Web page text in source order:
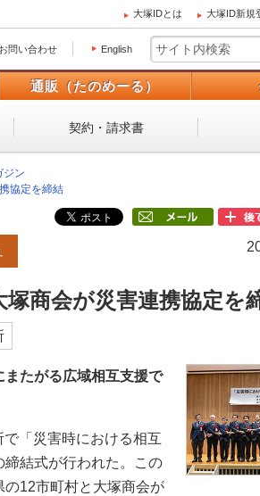
大塚IDとは 大塚ID新規
お問い合わせ English
通販（たのめーる）
契約・請求書
ジン
協定を締結
塚商会が災害連携協定を
たがる広域相互支援で
「災害時における相互
結式が行われた。この
12市町村と大塚商会が